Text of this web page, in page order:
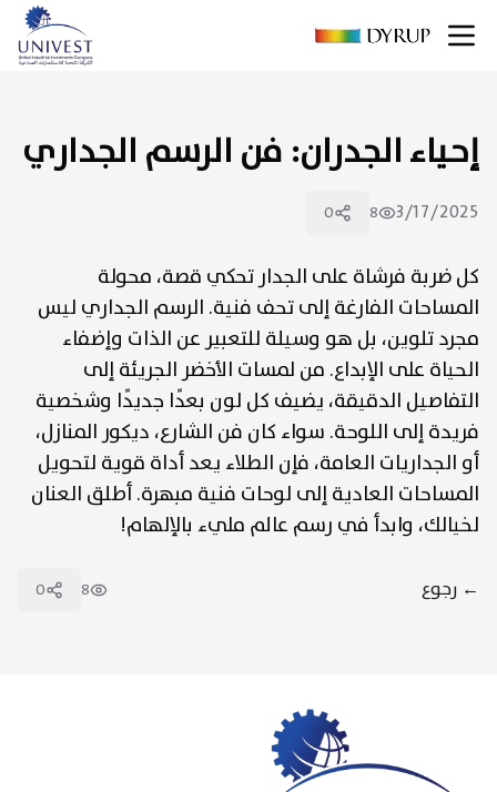
إحياء الجدران: فن الرسم الجداري
3/17/2025
8
0
كل ضربة فرشاة على الجدار تحكي قصة، محولة
المساحات الفارغة إلى تحف فنية. الرسم الجداري ليس
مجرد تلوين، بل هو وسيلة للتعبير عن الذات وإضفاء
الحياة على الإبداع. من لمسات الأخضر الجريئة إلى
التفاصيل الدقيقة، يضيف كل لون بعدًا جديدًا وشخصية
فريدة إلى اللوحة. سواء كان فن الشارع، ديكور المنازل،
أو الجداريات العامة، فإن الطلاء يعد أداة قوية لتحويل
المساحات العادية إلى لوحات فنية مبهرة. أطلق العنان
لخيالك، وابدأ في رسم عالم مليء بالإلهام!
← رجوع 8
0